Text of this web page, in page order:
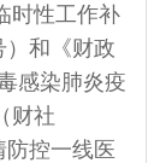
时性工作补
）和《财政
感染肺炎疫
财社
防控一线医